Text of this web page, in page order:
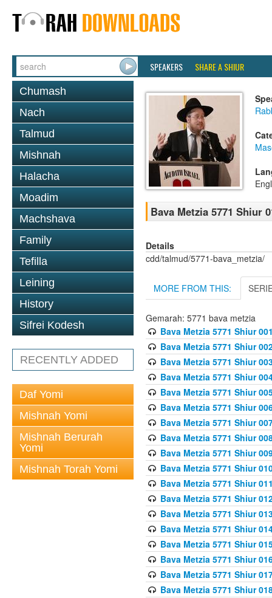
SPEAKERS SHARE A SHIUR
Chumash
Nach
Talmud
Mishnah
Halacha
Moadim
Machshava
Family
Tefilla
Leining
History
Sifrei Kodesh
RECENTLY ADDED
Daf Yomi
Mishnah Yomi
Mishnah Berurah
Yomi
Mishnah Torah Yomi
Bava Metzia 5771 Shiur
Details
cdd/talmud/5771-bava_metzia/
MORE FROM THIS:
Gemarah: 5771 bava metzia
Bava Metzia 5771 Shiur
Bava Metzia 5771 Shiur
Bava Metzia 5771 Shiur
Bava Metzia 5771 Shiur
Bava Metzia 5771 Shiur
Bava Metzia 5771 Shiur
Bava Metzia 5771 Shiur
Bava Metzia 5771 Shiur
Bava Metzia 5771 Shiur
Bava Metzia 5771 Shiur
Bava Metzia 5771 Shiur
Bava Metzia 5771 Shiur
Bava Metzia 5771 Shiur
Bava Metzia 5771 Shiur
Bava Metzia 5771 Shiur
Bava Metzia 5771 Shiur
Bava Metzia 5771 Shiur
Bava Metzia 5771 Shiur